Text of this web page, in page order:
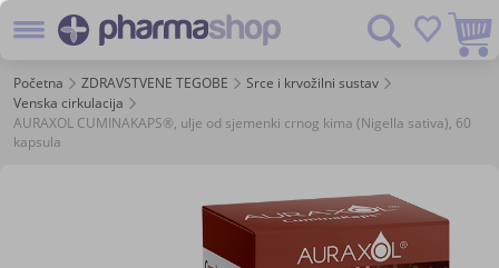
Pretraživanje
na
sadržaj
Početna ZDRAVSTVENE TEGOBE
Srce i krvožilni sustav
Venska cirkulacija
AURAXOL CUMINAKAPS®, ulje od sjemenki crnog kima (Nigella sativa), 60
kapsula